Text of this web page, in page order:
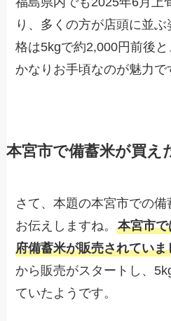
り、多くの方が店頭に並
格は5kgで約2,000円前後
かなりお手頃なのが魅力で
本宮市で備蓄米が買え
さて、本題の本宮市での
お伝えしますね。本宮市
府備蓄米が販売されていま
から販売がスタートし、
ていたようです。